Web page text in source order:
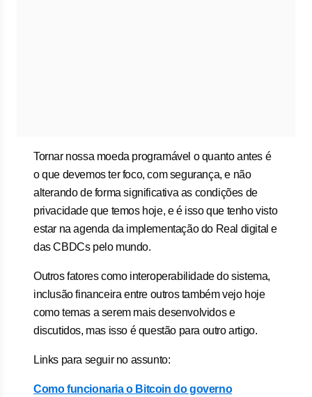
Tornar nossa moeda programável o quanto antes é
o que devemos ter foco, com segurança, e não
alterando de forma significativa as condições de
privacidade que temos hoje, e é isso que tenho visto
estar na agenda da implementação do Real digital e
das CBDCs pelo mundo.
Outros fatores como interoperabilidade do sistema,
inclusão financeira entre outros também vejo hoje
como temas a serem mais desenvolvidos e
discutidos, mas isso é questão para outro artigo.
Links para seguir no assunto:
Como funcionaria o Bitcoin do governo